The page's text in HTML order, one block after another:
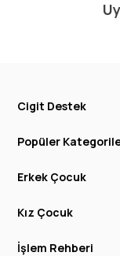
Cigit Destek
Popüler
Erkek Çocuk
Kız Çocuk
İşlem Rehberi